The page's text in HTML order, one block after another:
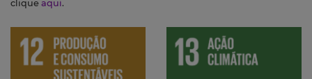
clique aqui.